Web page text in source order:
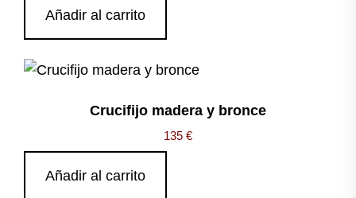
Añadir al carrito
Crucifijo madera y bronce
135 €
Añadir al carrito